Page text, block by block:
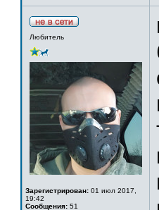
Любитель
Зарегистрирован: 01 июл 2017,
19:42
Сообщения: 51